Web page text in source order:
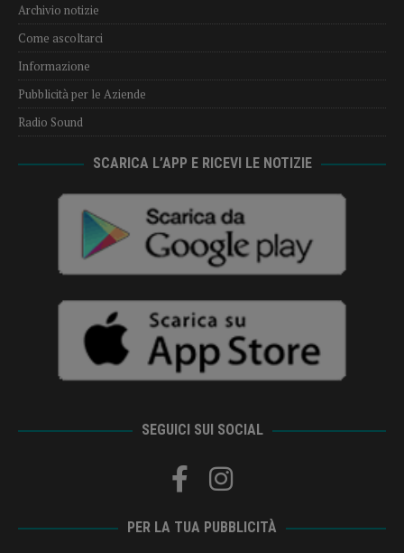
Archivio notizie
Come ascoltarci
Informazione
Pubblicità per le Aziende
Radio Sound
SCARICA L’APP E RICEVI LE NOTIZIE
SEGUICI SUI SOCIAL
PER LA TUA PUBBLICITÀ